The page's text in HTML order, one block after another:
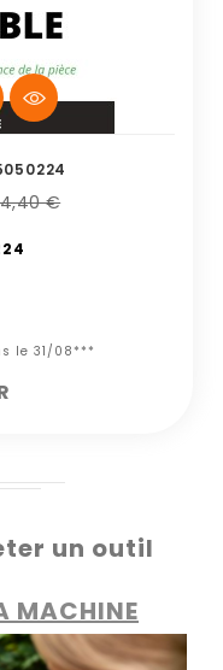
€
le 31/08***
un outil
MACHINE